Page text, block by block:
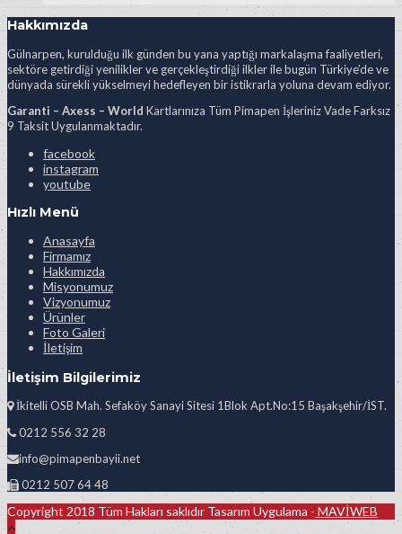
Hakkımızda
Gülnarpen, kurulduğu ilk günden bu yana yaptığı markalaşma faaliyetleri,
sektöre getirdiği yenilikler ve gerçekleştirdiği ilkler ile bugün Türkiye’de ve
dünyada sürekli yükselmeyi hedefleyen bir istikrarla yoluna devam ediyor.
Garanti – Axess – World Kartlarınıza Tüm Pimapen İşleriniz Vade Farksız
9 Taksit Uygulanmaktadır.
facebook
instagram
youtube
Hızlı Menü
Anasayfa
Firmamız
Hakkımızda
Misyonumuz
Vizyonumuz
Ürünler
Foto Galeri
İletişim
İletişim Bilgilerimiz
İkitelli OSB Mah. Sefaköy Sanayi Sitesi 1Blok Apt.No:15 Başakşehir/İST.
0212 556 32 28
info@pimapenbayii.net
0212 507 64 48
Copyright 2018 Tüm Hakları saklıdır Tasarım Uygulama - MAVİWEB